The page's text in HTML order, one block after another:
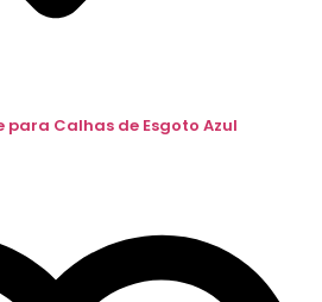
para Calhas de Esgoto Azul